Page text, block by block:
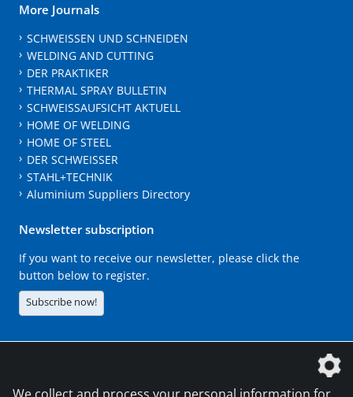
More Journals
SCHWEISSEN UND SCHNEIDEN
WELDING AND CUTTING
DER PRAKTIKER
THERMAL SPRAY BULLETIN
SCHWEISSAUFSICHT AKTUELL
HOME OF WELDING
HOME OF STEEL
DER SCHWEISSER
STAHL+TECHNIK
Aluminium Suppliers Directory
Newsletter subscription
If you want to receive our newsletter, please click the
button below to register.
Subscribe now!